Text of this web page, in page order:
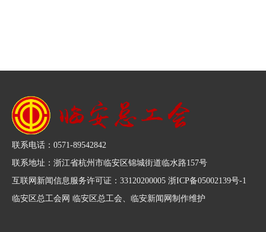
联系电话：0571-89542842
联系地址：浙江省杭州市临安区锦城街道临水路157号
互联网新闻信息服务许可证：33120200005 浙ICP备05002139号-1
临安区总工会网 临安区总工会、临安新闻网制作维护